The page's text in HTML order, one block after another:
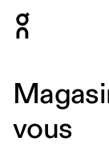
vous